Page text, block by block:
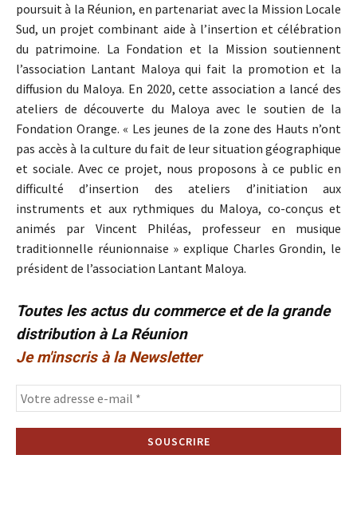
poursuit à la Réunion, en partenariat avec la Mission Locale
Sud, un projet combinant aide à l’insertion et célébration
du patrimoine. La Fondation et la Mission soutiennent
l’association Lantant Maloya qui fait la promotion et la
diffusion du Maloya. En 2020, cette association a lancé des
ateliers de découverte du Maloya avec le soutien de la
Fondation Orange. « Les jeunes de la zone des Hauts n’ont
pas accès à la culture du fait de leur situation géographique
et sociale. Avec ce projet, nous proposons à ce public en
difficulté d’insertion des ateliers d’initiation aux
instruments et aux rythmiques du Maloya, co-conçus et
animés par Vincent Philéas, professeur en musique
traditionnelle réunionnaise » explique Charles Grondin, le
président de l’association Lantant Maloya.
Toutes les actus du commerce et de la grande
distribution à La Réunion
Je m'inscris à la Newsletter